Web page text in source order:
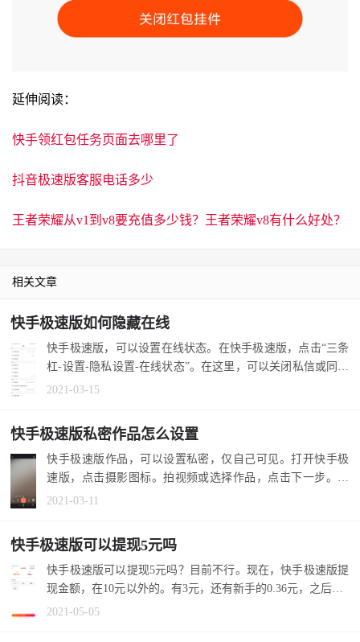
延伸阅读：
快手领红包任务页面去哪里了
抖音极速版客服电话多少
王者荣耀从v1到v8要充值多少钱？王者荣耀v8有什么好处？
相关文章
快手极速版如何隐藏在线
快手极速版，可以设置在线状态。在快手极速版，点击“三条
杠-设置-隐私设置-在线状态”。在这里，可以关闭私信或同城
在线状态。...
2021-03-15
快手极速版私密作品怎么设置
快手极速版作品，可以设置私密，仅自己可见。打开快手极
速版，点击摄影图标。拍视频或选择作品，点击下一步。选
择私密，发布...
2021-03-11
快手极速版可以提现5元吗
快手极速版可以提现5元吗？目前不行。现在，快手极速版提
现金额，在10元以外的。有3元，还有新手的0.36元，之后是1
0元。 1.在...
2021-05-05